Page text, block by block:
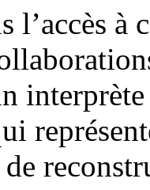
l’accès à